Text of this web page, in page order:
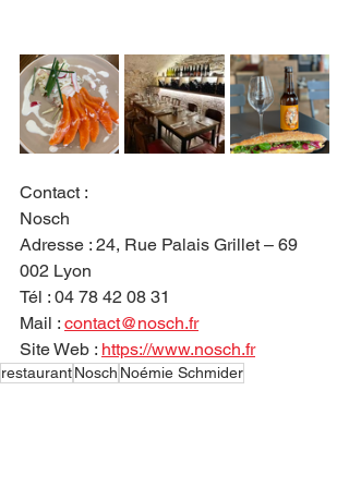
Contact :
Nosch
Adresse : 24, Rue Palais Grillet – 69
002 Lyon
Tél : 04 78 42 08 31
Mail : contact@nosch.fr
Site Web : https://www.nosch.fr
restaurantNosch Noémie Schmider